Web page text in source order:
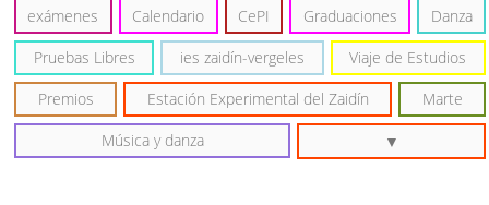
exámenes Calendario CePI Graduaciones Danza
Pruebas Libres ies zaidín-vergeles Viaje de Estudios
Premios Estación Experimental del Zaidín Marte
Música y danza